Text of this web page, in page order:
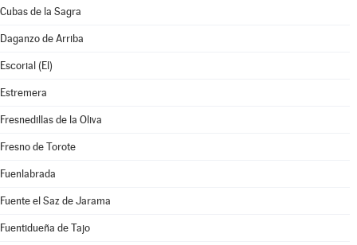
Cubas de la Sagra
Daganzo de Arriba
Escorial (El)
Estremera
Fresnedillas de la Oliva
Fresno de Torote
Fuenlabrada
Fuente el Saz de Jarama
Fuentidueña de Tajo